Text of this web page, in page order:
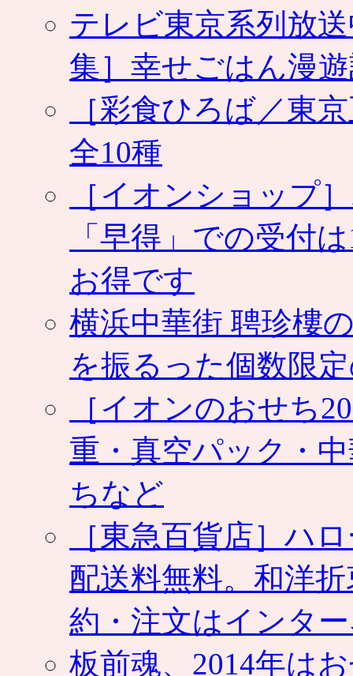
テレビ東京系列放
集］幸せごはん漫
［彩食ひろば／東
全10種
［イオンショップ
「早得」での受付
お得です
横浜中華街 聘珍樓
を振るった個数限
［イオンのおせち
重・真空パック・
ちなど
［東急百貨店］ハ
配送料無料。和洋
約・注文はインタ
板前魂、2014年は